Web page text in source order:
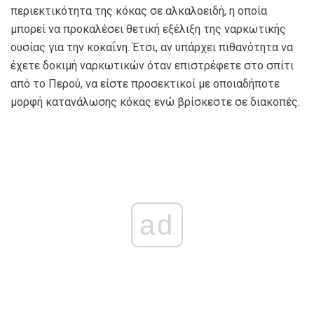
περιεκτικότητα της κόκας σε αλκαλοειδή, η οποία
μπορεί να προκαλέσει θετική εξέλιξη της ναρκωτικής
ουσίας για την κοκαΐνη. Έτσι, αν υπάρχει πιθανότητα να
έχετε δοκιμή ναρκωτικών όταν επιστρέφετε στο σπίτι
από το Περού, να είστε προσεκτικοί με οποιαδήποτε
μορφή κατανάλωσης κόκας ενώ βρίσκεστε σε διακοπές.
ad